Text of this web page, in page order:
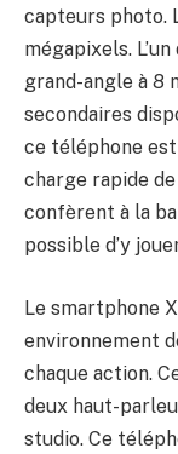
capteurs photo.
mégapixels.
grand-angle à 8
secondaires
ce téléphone
charge rapide
confèrent à la
possible d’y
Le smartphone
environnement
chaque action.
deux haut-
studio. Ce